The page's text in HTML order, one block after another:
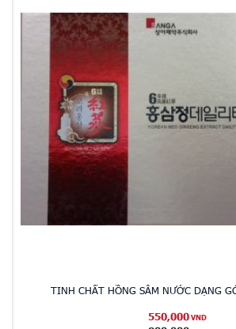
TINH CHẤT HỒNG SÂM NƯỚC DẠNG
550,000 VND